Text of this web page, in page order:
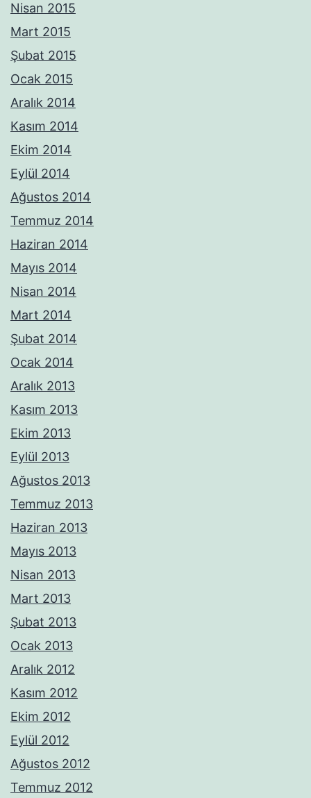
Nisan 2015
Mart 2015
Şubat 2015
Ocak 2015
Aralık 2014
Kasım 2014
Ekim 2014
Eylül 2014
Ağustos 2014
Temmuz 2014
Haziran 2014
Mayıs 2014
Nisan 2014
Mart 2014
Şubat 2014
Ocak 2014
Aralık 2013
Kasım 2013
Ekim 2013
Eylül 2013
Ağustos 2013
Temmuz 2013
Haziran 2013
Mayıs 2013
Nisan 2013
Mart 2013
Şubat 2013
Ocak 2013
Aralık 2012
Kasım 2012
Ekim 2012
Eylül 2012
Ağustos 2012
Temmuz 2012